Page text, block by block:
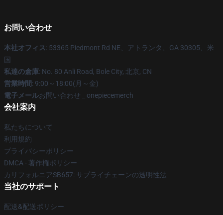
お問い合わせ
本社オフィス: 53365 Piedmont Rd NE、アトランタ、GA 30305、米
国
私達の倉庫: No. 80 Anli Road, Bole City, 北京, CN
営業時間: 9:00～18:00(月～金)
電子メールお問い合わせ _ onepiecemerch
会社案内
私たちについて
利用規約
プライバシーポリシー
DMCA - 著作権ポリシー
カリフォルニアSB657: サプライチェーンの透明性法
当社のサポート
配送&配送ポリシー